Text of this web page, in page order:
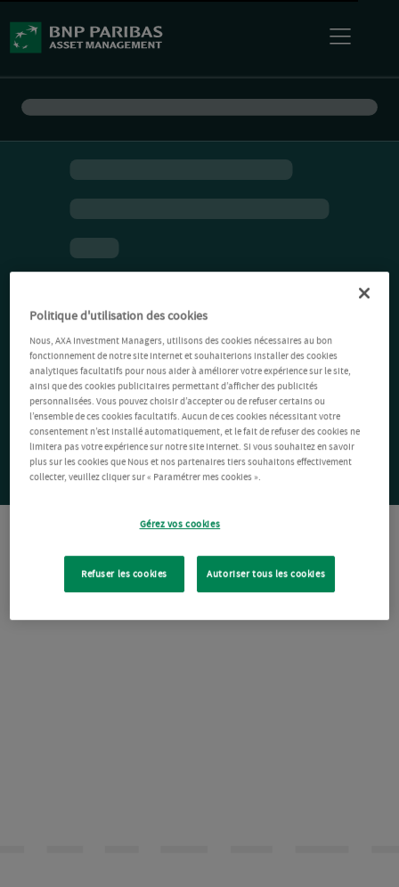
Politique d'utilisation des cookies
Nous, AXA Investment Managers, utilisons des cookies nécessaires au bon
fonctionnement de notre site Internet et souhaiterions installer des cookies
analytiques facultatifs pour nous aider à améliorer votre expérience sur le site,
ainsi que des cookies publicitaires permettant d’afficher des publicités
personnalisées. Vous pouvez choisir d’accepter ou de refuser certains ou
l’ensemble de ces cookies facultatifs. Aucun de ces cookies nécessitant votre
consentement n’est installé automatiquement, et le fait de refuser des cookies ne
limitera pas votre expérience sur notre site Internet. Si vous souhaitez en savoir
plus sur les cookies que Nous et nos partenaires tiers souhaitons effectivement
collecter, veuillez cliquer sur « Paramétrer mes cookies ».
Gérez vos cookies
Refuser les cookies Autoriser tous les cookies